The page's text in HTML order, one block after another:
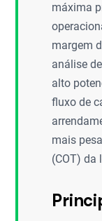
máxima
margem
análise
alto
fluxo de
mais
(COT) da